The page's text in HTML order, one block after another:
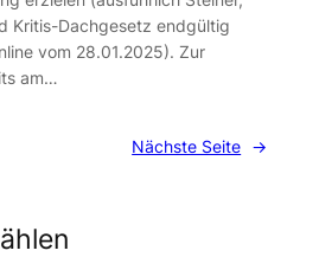
Kritis-Dachgesetz endgültig
vom 28.01.2025). Zur
am…
Nächste Seite →